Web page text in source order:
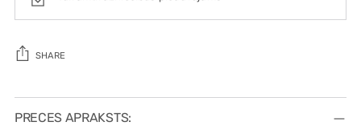
SHARE
Adding
product
PRECES APRAKSTS: